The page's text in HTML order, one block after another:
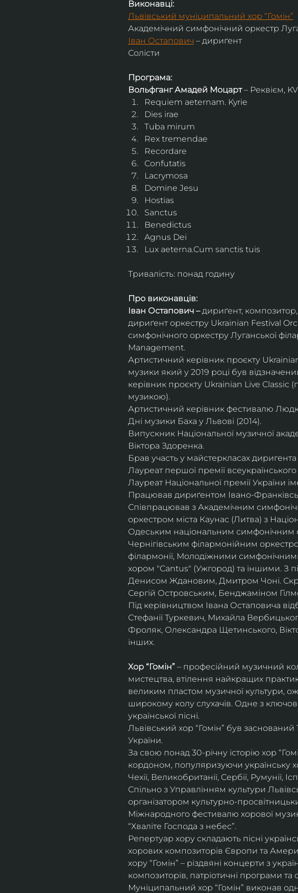
Виконавці:
Львівський муніципальний хор “Гомін”
Академічний симфонічний оркестр
Іван Остапович – дириґент
Солісти
Програма:
Вольфганг Амадей Моцарт – Реквієм,
Requiem aeternam. Kyrie
Dies irae
Tuba mirum
Rex tremendae
Recordare
Confutatis
Lacrymosa
Domine Jesu
Hostias
Sanctus
Benedictus
Agnus Dei
Lux aeterna.Cum sanctis tuis
Тривалість: понад годину
Про виконавців:
Іван Остапович – дириґент,
дириґент оркестру Ukrainian Festival
симфонічного оркестру Луганської
Management.
Артистичний керівник проєкту
музики який у 2019 році був
керівник проєкту Ukrainian Live
музикою).
Артистичний керівник фестивалю
Дні музики Баха у Львові (2014).
Випускник Національної музичної
Віктора Здоренка.
Брав участь у майстеркласах
Лауреат першої премії
Лауреат Національної премії України
Працював дириґентом Івано-
Співпрацював з Академічним
оркестром міста Каунас (Литва) з
Одеським національним
Чернігівським філармонійним
філармонії, Молодіжними
хором "Cantus" (Ужгород) та іншими. З
Денисом Ждановим, Дмитром Чоні.
Сергій Островським, Бенджаміном
Під керівництвом Івана Остаповича
Стефанії Туркевич, Михайла
Фроляк, Олександра Щетинського,
інших.
Хор “Гомін” – професійний музичний
мистецтва, втілення найкращих
великим пластом музичної культури,
широкому колу слухачів. Одне з
української пісні.
Львівський хор “Гомін” був
України.
За свою понад 30-річну історію хор
кордоном, популяризуючи українську
Чехії, Великобританії, Сербії, Румунії,
Спільно з Управлінням культури
організатором культурно-
Міжнародного фестивалю хорової
“Хваліте Господа з небес”.
Репертуар хору складають пісні
хорових композиторів Європи та
хору “Гомін” – різдвяні концерти з
композиторів, патріотичні програми
Муніципальний хор “Гомін” виконав